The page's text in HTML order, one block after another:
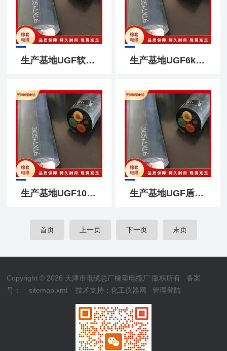
生产基地UGF软电缆6kv高压橡套电缆 生产基地UGF6kv橡套软电缆3x25+1x16高压盾构机电缆
生产基地UGF10kv电缆3x35+1x16高压橡套软电缆 生产基地UGF盾构机橡套电缆3x25+1x16平方价格
首页 上一页 下一页 末页
Copyright © 2026 天津市电缆总厂橡塑电缆厂 版权所有 备案
号：
sitemap.xml 技术支持：化工仪器网 管理登陆